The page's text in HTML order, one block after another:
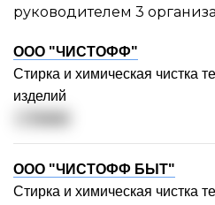
руководителем 3
ООО "ЧИСТОФФ"
Стирка и химическая чистка
изделий
ООО "ЧИСТОФФ БЫТ"
Стирка и химическая чистка
Интеграция
Все